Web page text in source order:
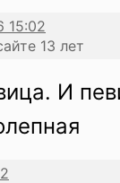
13 лет
И